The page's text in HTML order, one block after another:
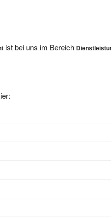
ist bei uns im Bereich